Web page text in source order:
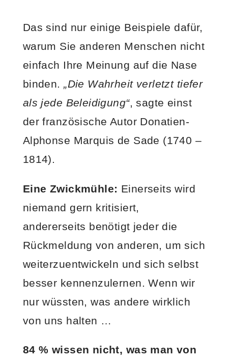
Das sind nur einige Beispiele dafür,
warum Sie anderen Menschen nicht
einfach Ihre Meinung auf die Nase
binden.„Die Wahrheit verletzt tiefer
als jede Beleidigung“, sagte einst
der französische Autor Donatien-
Alphonse Marquis de Sade (1740 –
1814).
Eine Zwickmühle: Einerseits wird
niemand gern kritisiert,
andererseits benötigt jeder die
Rückmeldung von anderen, um sich
weiterzuentwickeln und sich selbst
besser kennenzulernen. Wenn wir
nur wüssten, was andere wirklich
von uns halten …
84 % wissen nicht, was man von